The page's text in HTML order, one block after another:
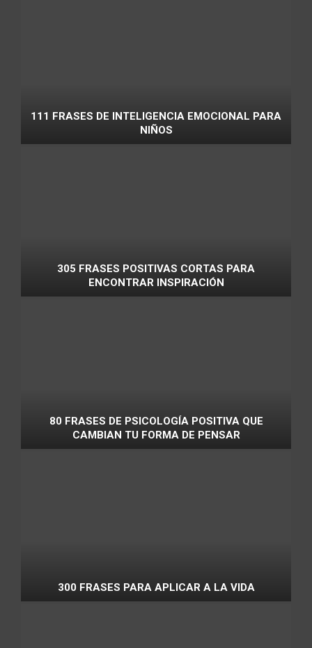
111 FRASES DE INTELIGENCIA EMOCIONAL PARA
NIÑOS
305 FRASES POSITIVAS CORTAS PARA
ENCONTRAR INSPIRACIÓN
80 FRASES DE PSICOLOGÍA POSITIVA QUE
CAMBIAN TU FORMA DE PENSAR
300 FRASES PARA APLICAR A LA VIDA